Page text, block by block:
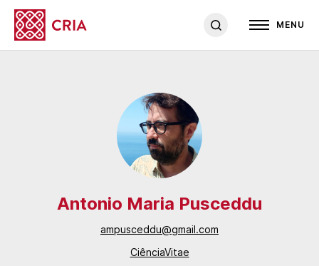
MENU
Antonio Maria Pusceddu
ampusceddu@gmail.com
CiênciaVitae